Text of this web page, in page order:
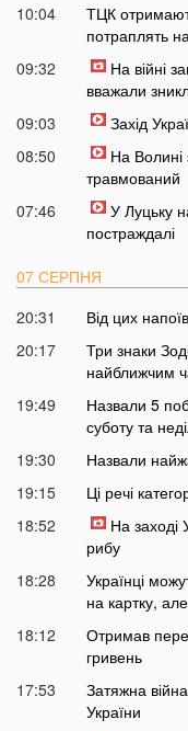
10:04
ТЦК
потраплять
09:32
На війні
вважали
09:03
Захід
08:50
На Волині
травмований
07:46
У Луцьку
постраждалі
07 СЕРПНЯ
20:31
Від цих
20:17
Три знаки
найближчим
19:49
Назвали 5
суботу та
19:30
Назвали
19:15
Ці речі
18:52
На заході
рибу
18:28
Українці
на картку,
18:12
Отримав
гривень
17:53
Затяжна
України